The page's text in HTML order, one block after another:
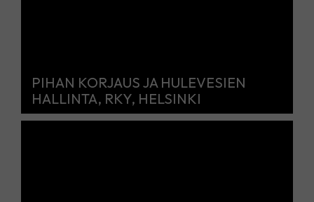
PIHAN KORJAUS JA HULEVESIEN
HALLINTA, RKY, HELSINKI